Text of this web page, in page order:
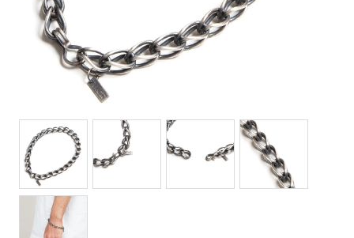
Bag(バッグ)
Jewelry(ジュエリー)
Accessories(ファッション小物)
Watches(腕時計)